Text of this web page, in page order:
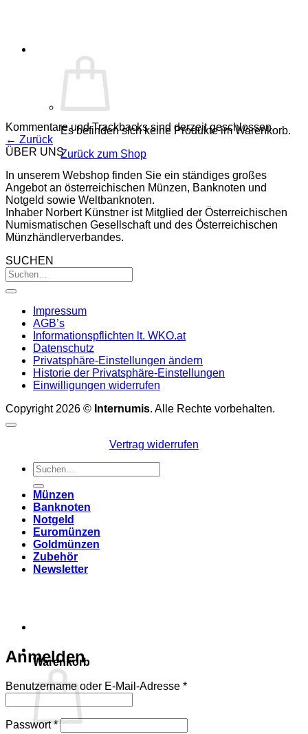
Es befinden sich keine Produkte im Warenkorb.
Zurück zum Shop
Warenkorb
Kommentare und Trackbacks sind derzeit geschlossen.
← Zurück
ÜBER UNS
In unserem Webshop finden Sie ein ständiges großes
Angebot an österreichischen Münzen, Banknoten und
Notgeld sowie Weltbanknoten.
Inhaber Norbert Künstner ist Mitglied der Österreichischen
Numismatischen Gesellschaft und des Österreichischen
Münzhändlerverbandes.
SUCHEN
Impressum
AGB’s
Informationspflichten lt. WKO.at
Datenschutz
Privatsphäre-Einstellungen ändern
Historie der Privatsphäre-Einstellungen
Einwilligungen widerrufen
Copyright 2026 © Internumis. Alle Rechte vorbehalten.
Vertrag widerrufen
Suchen
nach:
Münzen
Banknoten
Notgeld
Euromünzen
Goldmünzen
Zubehör
Newsletter
Anmelden
Benutzername oder E-Mail-Adresse *Erforderlich
Passwort*Erforderlich